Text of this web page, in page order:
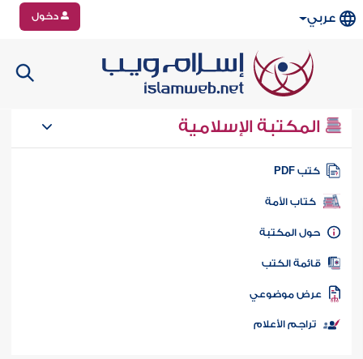
عربي دخول
المكتبة الإسلامية
كتب PDF
كتاب الأمة
المكتبة
الكتب
موضوعي